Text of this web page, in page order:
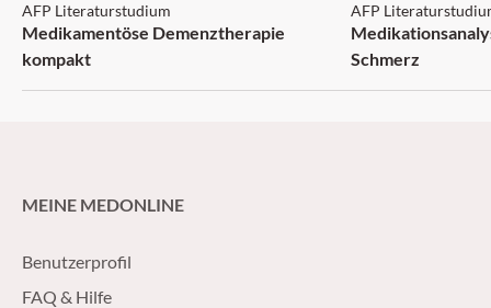
AFP Literaturstudium
Medikamentöse Demenztherapie
kompakt
AFP
Schmerz
MEINE MEDONLINE
Benutzerprofil
FAQ & Hilfe